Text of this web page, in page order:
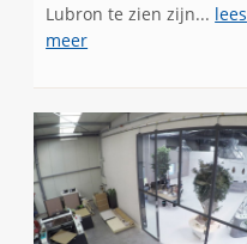
Lubron te zien zijn... lees
meer